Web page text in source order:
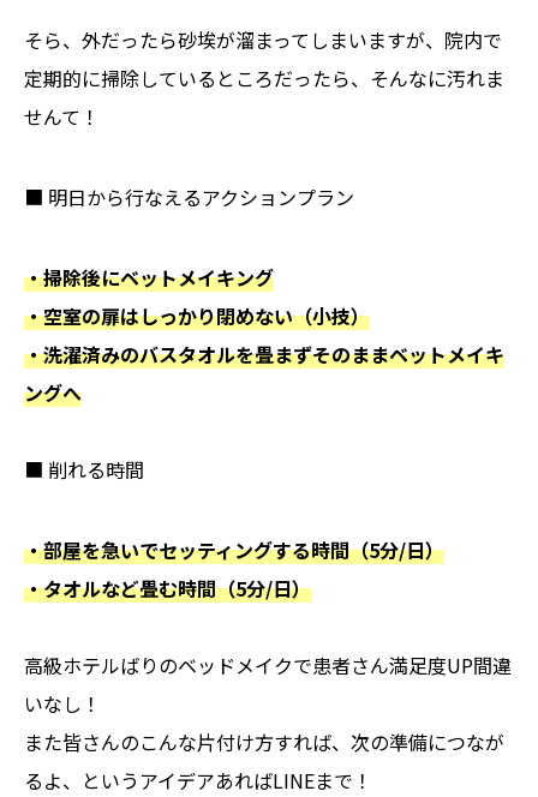
そら、外だったら砂埃が溜まってしまいますが、院内で
定期的に掃除しているところだったら、そんなに汚れま
せんて！
■ 明日から行なえるアクションプラン
・掃除後にベットメイキング
・空室の扉はしっかり閉めない（小技）
・洗濯済みのバスタオルを畳まずそのままベットメイキ
ングへ
■ 削れる時間
・部屋を急いでセッティングする時間（5分/日）
・タオルなど畳む時間（5分/日）
高級ホテルばりのベッドメイクで患者さん満足度UP間違
いなし！
また皆さんのこんな片付け方すれば、次の準備につなが
るよ、というアイデアあればLINEまで！